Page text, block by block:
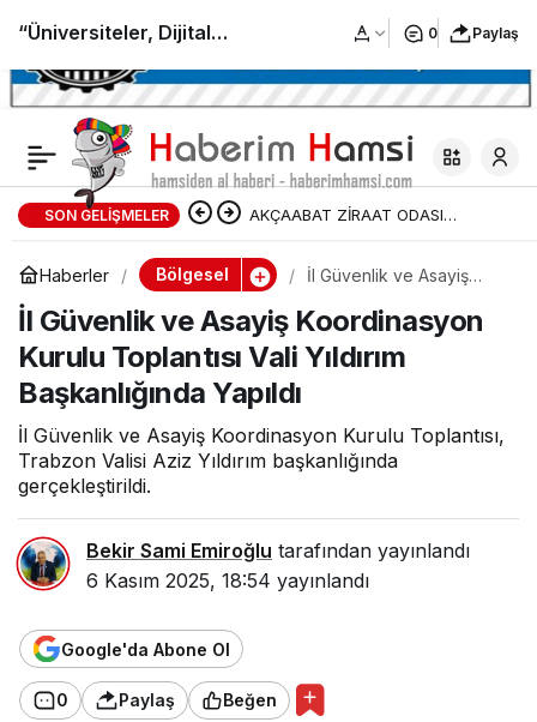
SON GELIŞMELER AKÇAABAT ZİRAAT ODASI
BAŞKANLIĞINDAN FINDIK
ÜRETİCİLERİNE AĞUSTOS AYI İÇİN
UYARI!
Haberler Bölgesel
İl Güvenlik ve Asayiş
Toplantısı Vali Yıldırım
Başkanlığında Yapıldı
İl Güvenlik ve Asayiş Koordinasyon
Kurulu Toplantısı Vali Yıldırım
Başkanlığında Yapıldı
İl Güvenlik ve Asayiş Koordinasyon Kurulu Toplantısı,
Trabzon Valisi Aziz Yıldırım başkanlığında
gerçekleştirildi.
Bekir Sami Emiroğlu tarafından yayınlandı
6 Kasım 2025, 18:54 yayınlandı
Google'da Abone Ol
0 Paylaş Beğen
“Üniversiteler, Dijital
Dönüşümün En Önemli
Paydaşlarıdır”
0 Paylaş